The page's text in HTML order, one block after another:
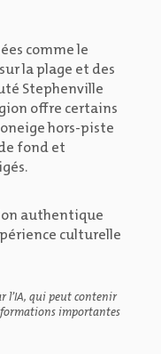
comme le
la plage et des
Stephenville
offre certains
hors-piste
fond et
authentique
culturelle
l’IA, qui peut contenir
importantes